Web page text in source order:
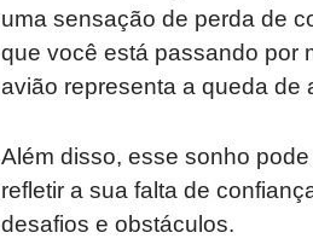
uma sensação de perda de
que você está passando por
avião representa a queda de
Além disso, esse sonho
refletir a sua falta de
desafios e obstáculos.